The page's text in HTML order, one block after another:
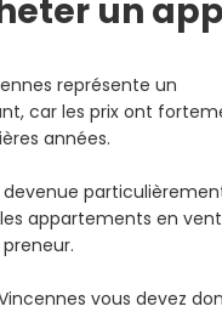
un
représente un
car les prix ont
années.
devenue
appartements en
vous devez